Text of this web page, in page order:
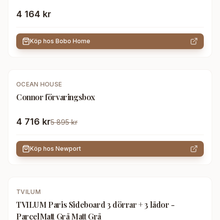
4 164 kr
Köp hos Bobo Home
- 20 %
OCEAN HOUSE
Connor förvaringsbox
4 716 kr5 895 kr
Köp hos Newport
TVILUM
TVILUM Paris Sideboard 3 dörrar + 3 lådor -
ParcelMatt Grå Matt Grå